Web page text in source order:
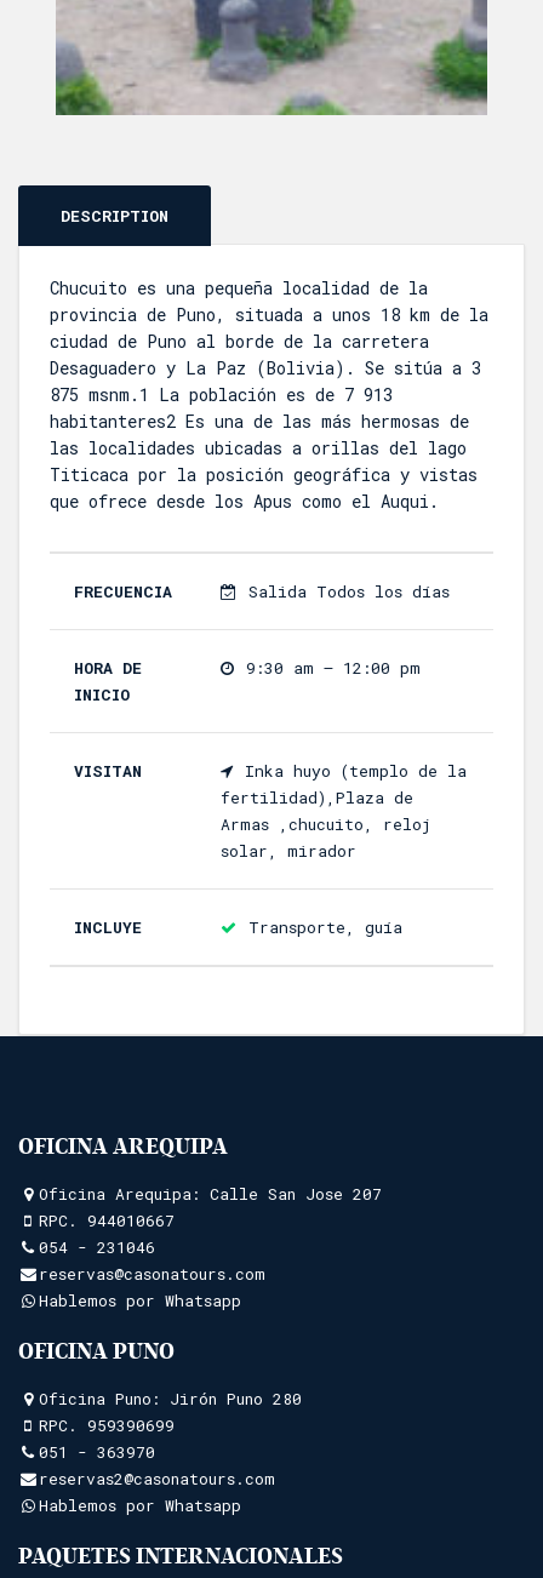
DESCRIPTION
Chucuito es una pequeña localidad de la
provincia de Puno, situada a unos 18 km de la
ciudad de Puno al borde de la carretera
Desaguadero y La Paz (Bolivia). Se sitúa a 3
875 msnm.1 La población es de 7 913
habitanteres2 Es una de las más hermosas de
las localidades ubicadas a orillas del lago
Titicaca por la posición geográfica y vistas
que ofrece desde los Apus como el Auqui.
FRECUENCIA Salida Todos los días
HORA DE
INICIO
9:30 am – 12:00 pm
VISITAN
Inka huyo (templo de la
fertilidad),Plaza de
Armas ,chucuito, reloj
solar, mirador
INCLUYE Transporte, guía
OFICINA AREQUIPA
Oficina Arequipa: Calle San Jose 207
RPC. 944010667
054 - 231046
reservas@casonatours.com
Hablemos por Whatsapp
OFICINA PUNO
Oficina Puno: Jirón Puno 280
RPC. 959390699
051 - 363970
reservas2@casonatours.com
Hablemos por Whatsapp
PAQUETES INTERNACIONALES